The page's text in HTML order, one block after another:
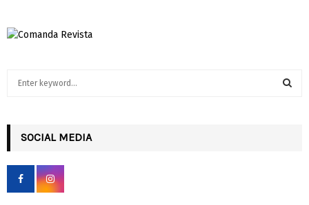
h
f
r
SOCIAL MEDIA